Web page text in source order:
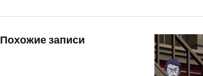
Похожие записи